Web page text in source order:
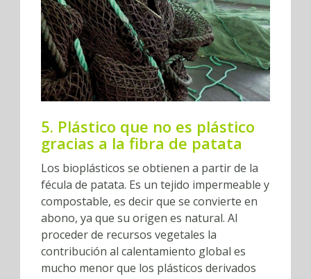
5. Plástico que no es plástico
gracias a la fibra de patata
Los bioplásticos se obtienen a partir de la
fécula de patata. Es un tejido impermeable y
compostable, es decir que se convierte en
abono, ya que su origen es natural. Al
proceder de recursos vegetales la
contribución al calentamiento global es
mucho menor que los plásticos derivados